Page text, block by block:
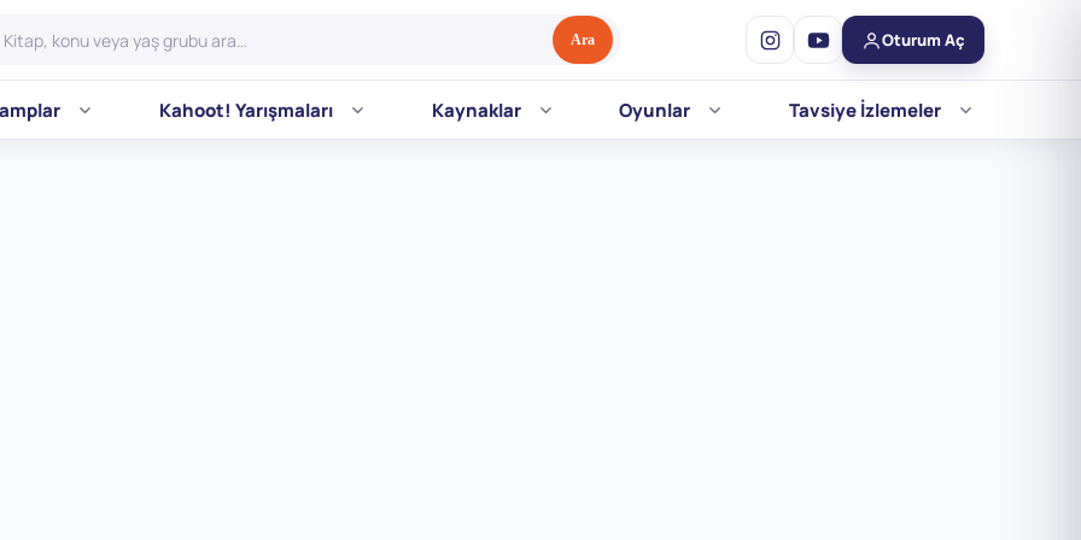
Ara Oturum Aç
Kahoot! Yarışmaları Kaynaklar Oyunlar Tavsiye İzlemeler